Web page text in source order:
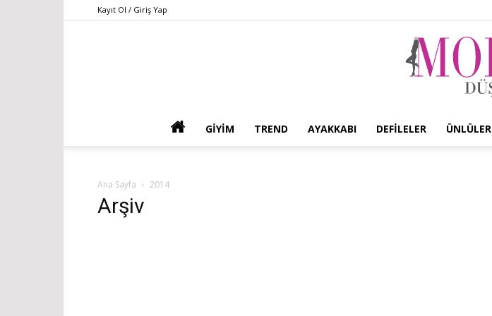
Kayıt Ol / Giriş Yap
GIYIM TREND AYAKKABI DEFILELER ÜNLÜLER
Ana Sayfa 2014
Arşiv